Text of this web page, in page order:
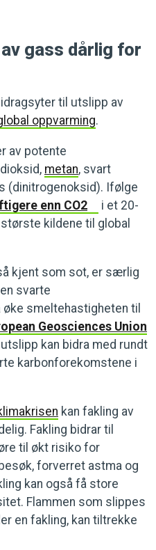
gass dårlig for
til utslipp av
oppvarming.
av potente
metan, svart
(dinitrogenoksid). Ifølge
enn CO2
i et 20-
kildene til global
kjent som sot, er særlig
svarte
smeltehastigheten til
Geosciences Union
kan bidra med rundt
karbonforekomstene i
kan fakling av
Fakling bidrar til
til økt risiko for
forverret astma og
kan også få store
Flammen som slippes
en fakling, kan tiltrekke